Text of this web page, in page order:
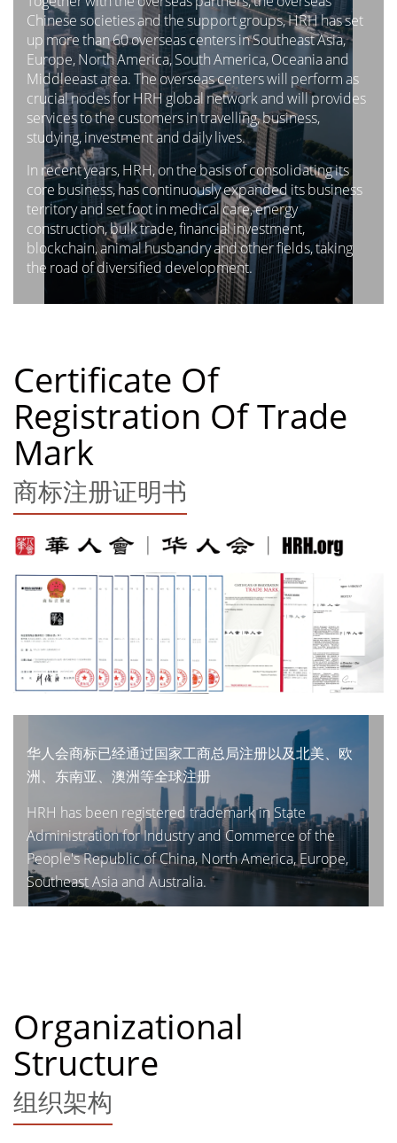
Chinese societies and the support groups, HRH has set
up more than 60 overseas centers in Southeast Asia,
Europe, North America, South America, Oceania and
Middleeast area. The overseas centers will perform as
crucial nodes for HRH global network and will provides
services to the customers in travelling, business,
studying, investment and daily lives.
In recent years, HRH, on the basis of consolidating its
core business, has continuously expanded its business
territory and set foot in medical care, energy
construction, bulk trade, financial investment,
blockchain, animal husbandry and other fields, taking
the road of diversified development.
Certificate Of
Registration Of Trade
Mark
商标注册证明书
华人会商标已经通过国家工商总局注册以及北美、欧
洲、东南亚、澳洲等全球注册
HRH has been registered trademark in State
Administration for Industry and Commerce of the
People's Republic of China, North America, Europe,
Southeast Asia and Australia.
Organizational
Structure
组织架构